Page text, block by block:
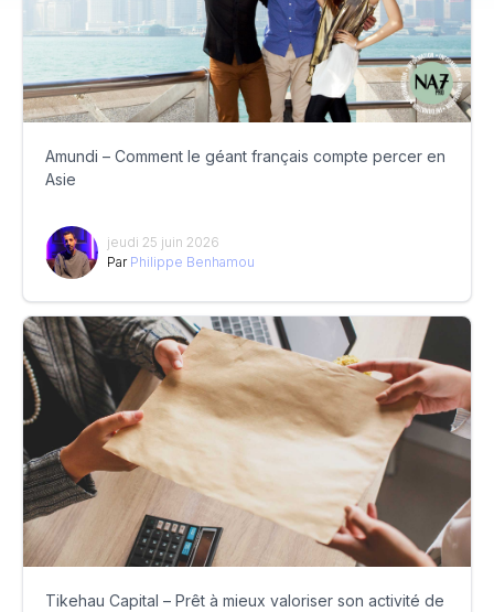
Amundi – Comment le géant français compte percer en
Asie
jeudi 25 juin 2026
Par Philippe Benhamou
Tikehau Capital – Prêt à mieux valoriser son activité de